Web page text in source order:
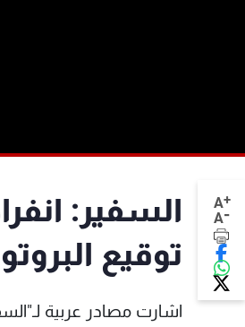
A+
A-
السفير:
توقيع
اشارت مصادر عربية